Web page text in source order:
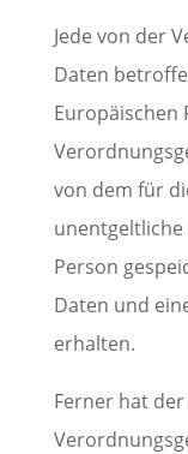
Jede von der
Daten
Europäischen
von dem für
Person
Daten und
erhalten.
Ferner hat